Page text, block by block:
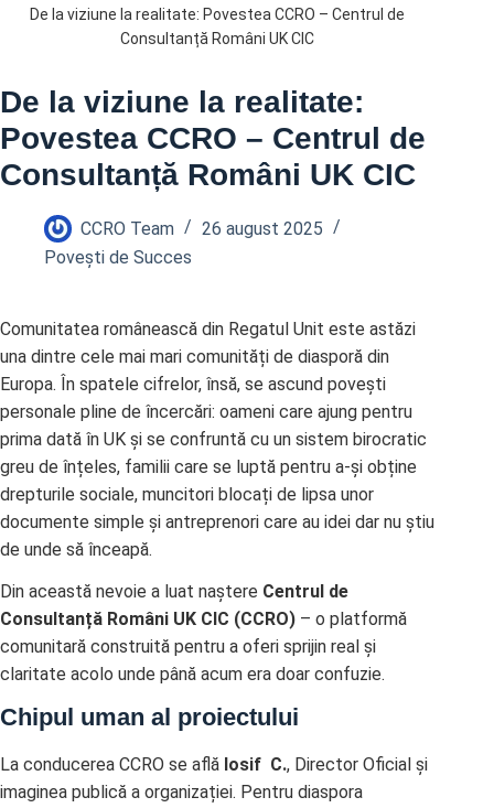
De la viziune la realitate: Povestea CCRO – Centrul de
Consultanță Români UK CIC
De la viziune la realitate:
Povestea CCRO – Centrul de
Consultanță Români UK CIC
CCRO Team
26 august 2025
Povești de Succes
Comunitatea românească din Regatul Unit este astăzi
una dintre cele mai mari comunități de diasporă din
Europa. În spatele cifrelor, însă, se ascund povești
personale pline de încercări: oameni care ajung pentru
prima dată în UK și se confruntă cu un sistem birocratic
greu de înțeles, familii care se luptă pentru a-și obține
drepturile sociale, muncitori blocați de lipsa unor
documente simple și antreprenori care au idei dar nu știu
de unde să înceapă.
Din această nevoie a luat naștere Centrul de
Consultanță Români UK CIC (CCRO) – o platformă
comunitară construită pentru a oferi sprijin real și
claritate acolo unde până acum era doar confuzie.
Chipul uman al proiectului
La conducerea CCRO se află Iosif C., Director Oficial și
imaginea publică a organizației. Pentru diaspora